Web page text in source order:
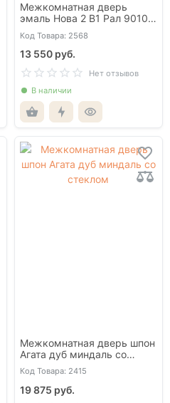
Межкомнатная дверь
эмаль Нова 2 В1 Рал 9010
глухая
Код Товара: 2568
13 550 руб.
Нет отзывов
В наличии
Межкомнатная дверь шпон
Агата дуб миндаль со
стеклом
Код Товара: 2415
19 875 руб.